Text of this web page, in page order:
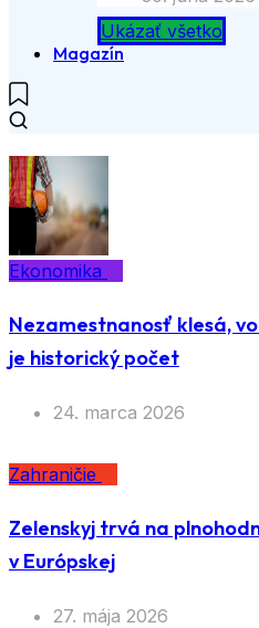
Ukázať všetko
Magazín
Ekonomika
Nezamestnanosť klesá,
je historický počet
24. marca 2026
Zahraničie
Zelenskyj trvá na
v Európskej
27. mája 2026